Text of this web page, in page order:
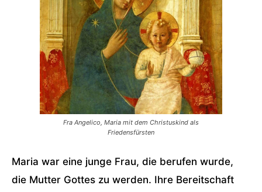
Fra Angelico, Maria mit dem Christuskind als
Friedensfürsten
Maria war eine junge Frau, die berufen wurde,
die Mutter Gottes zu werden. Ihre Bereitschaft